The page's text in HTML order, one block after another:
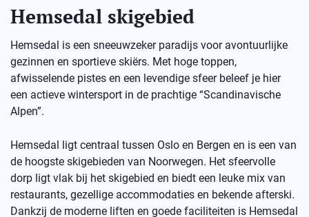
Hemsedal skigebied
Hemsedal is een sneeuwzeker paradijs voor avontuurlijke
gezinnen en sportieve skiërs. Met hoge toppen,
afwisselende pistes en een levendige sfeer beleef je hier
een actieve wintersport in de prachtige “Scandinavische
Alpen”.
Hemsedal ligt centraal tussen Oslo en Bergen en is een van
de hoogste skigebieden van Noorwegen. Het sfeervolle
dorp ligt vlak bij het skigebied en biedt een leuke mix van
restaurants, gezellige accommodaties en bekende afterski.
Dankzij de moderne liften en goede faciliteiten is Hemsedal